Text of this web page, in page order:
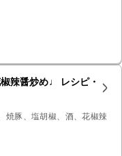
辣醤炒め♩ レシピ・
焼豚、塩胡椒、酒、花椒辣